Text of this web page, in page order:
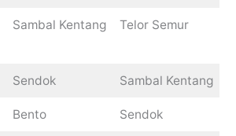
Sambal Kentang Telor Semur
Sendok Sambal Kentang
Bento Sendok